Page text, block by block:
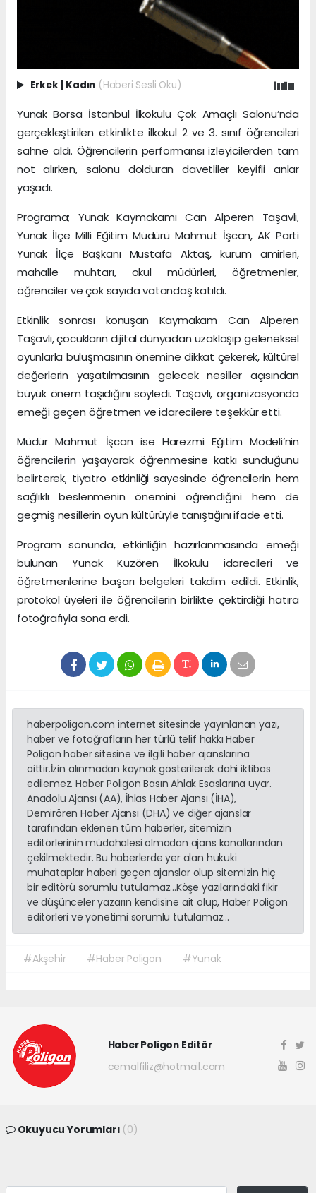
Erkek | Kadın (Haberi Sesli Oku)
Yunak Borsa İstanbul İlkokulu Çok Amaçlı Salonu’nda
gerçekleştirilen etkinlikte ilkokul 2 ve 3. sınıf öğrencileri
sahne aldı. Öğrencilerin performansı izleyicilerden tam
not alırken, salonu dolduran davetliler keyifli anlar
yaşadı.
Programa; Yunak Kaymakamı Can Alperen Taşavlı,
Yunak İlçe Milli Eğitim Müdürü Mahmut İşcan, AK Parti
Yunak İlçe Başkanı Mustafa Aktaş, kurum amirleri,
mahalle muhtarı, okul müdürleri, öğretmenler,
öğrenciler ve çok sayıda vatandaş katıldı.
Etkinlik sonrası konuşan Kaymakam Can Alperen
Taşavlı, çocukların dijital dünyadan uzaklaşıp geleneksel
oyunlarla buluşmasının önemine dikkat çekerek, kültürel
değerlerin yaşatılmasının gelecek nesiller açısından
büyük önem taşıdığını söyledi. Taşavlı, organizasyonda
emeği geçen öğretmen ve idarecilere teşekkür etti.
Müdür Mahmut İşcan ise Harezmi Eğitim Modeli’nin
öğrencilerin yaşayarak öğrenmesine katkı sunduğunu
belirterek, tiyatro etkinliği sayesinde öğrencilerin hem
sağlıklı beslenmenin önemini öğrendiğini hem de
geçmiş nesillerin oyun kültürüyle tanıştığını ifade etti.
Program sonunda, etkinliğin hazırlanmasında emeği
bulunan Yunak Kuzören İlkokulu idarecileri ve
öğretmenlerine başarı belgeleri takdim edildi. Etkinlik,
protokol üyeleri ile öğrencilerin birlikte çektirdiği hatıra
fotoğrafıyla sona erdi.
haberpoligon.com internet sitesinde yayınlanan yazı,
haber ve fotoğrafların her türlü telif hakkı Haber
Poligon haber sitesine ve ilgili haber ajanslarına
aittir.İzin alınmadan kaynak gösterilerek dahi iktibas
edilemez. Haber Poligon Basın Ahlak Esaslarına uyar.
Anadolu Ajansı (AA), İhlas Haber Ajansı (İHA),
Demirören Haber Ajansı (DHA) ve diğer ajanslar
tarafından eklenen tüm haberler, sitemizin
editörlerinin müdahalesi olmadan ajans kanallarından
çekilmektedir. Bu haberlerde yer alan hukuki
muhataplar haberi geçen ajanslar olup sitemizin hiç
bir editörü sorumlu tutulamaz...Köşe yazılarındaki fikir
ve düşünceler yazarın kendisine ait olup, Haber Poligon
editörleri ve yönetimi sorumlu tutulamaz...
#Akşehir #Haber Poligon #Yunak
Haber Poligon Editör
cemalfiliz@hotmail.com
Okuyucu Yorumları (0)